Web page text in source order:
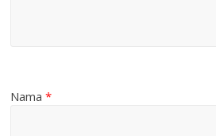
Nama*